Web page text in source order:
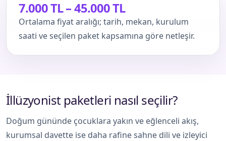
7.000 TL – 45.000 TL
Ortalama fiyat aralığı; tarih, mekan, kurulum
saati ve seçilen paket kapsamına göre netleşir.
İllüzyonist paketleri nasıl seçilir?
Doğum gününde çocuklara yakın ve eğlenceli akış,
kurumsal davette ise daha rafine sahne dili ve izleyici